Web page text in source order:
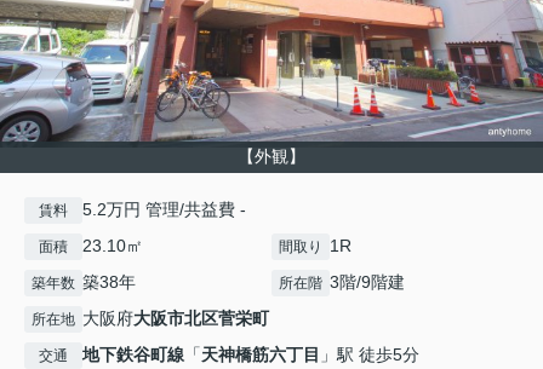
【外観】
賃料 5.2万円 管理/共益費 -
面積 23.10㎡ 間取り 1R
築年数 築38年 所在階 3階/9階建
所在地 大阪府大阪市北区菅栄町
交通 地下鉄谷町線 「天神橋筋六丁目 」駅 徒歩5分